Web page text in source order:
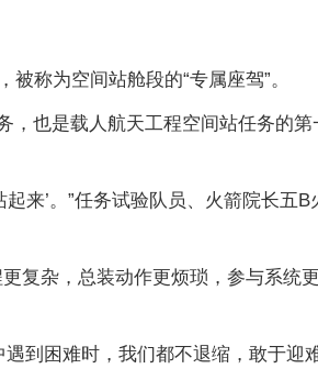
称为空间站舱段的“专属座驾”。
也是载人航天工程空间站任务的第
来’。”任务试验队员、火箭院长五
复杂，总装动作更烦琐，参与系统
到困难时，我们都不退缩，敢于迎